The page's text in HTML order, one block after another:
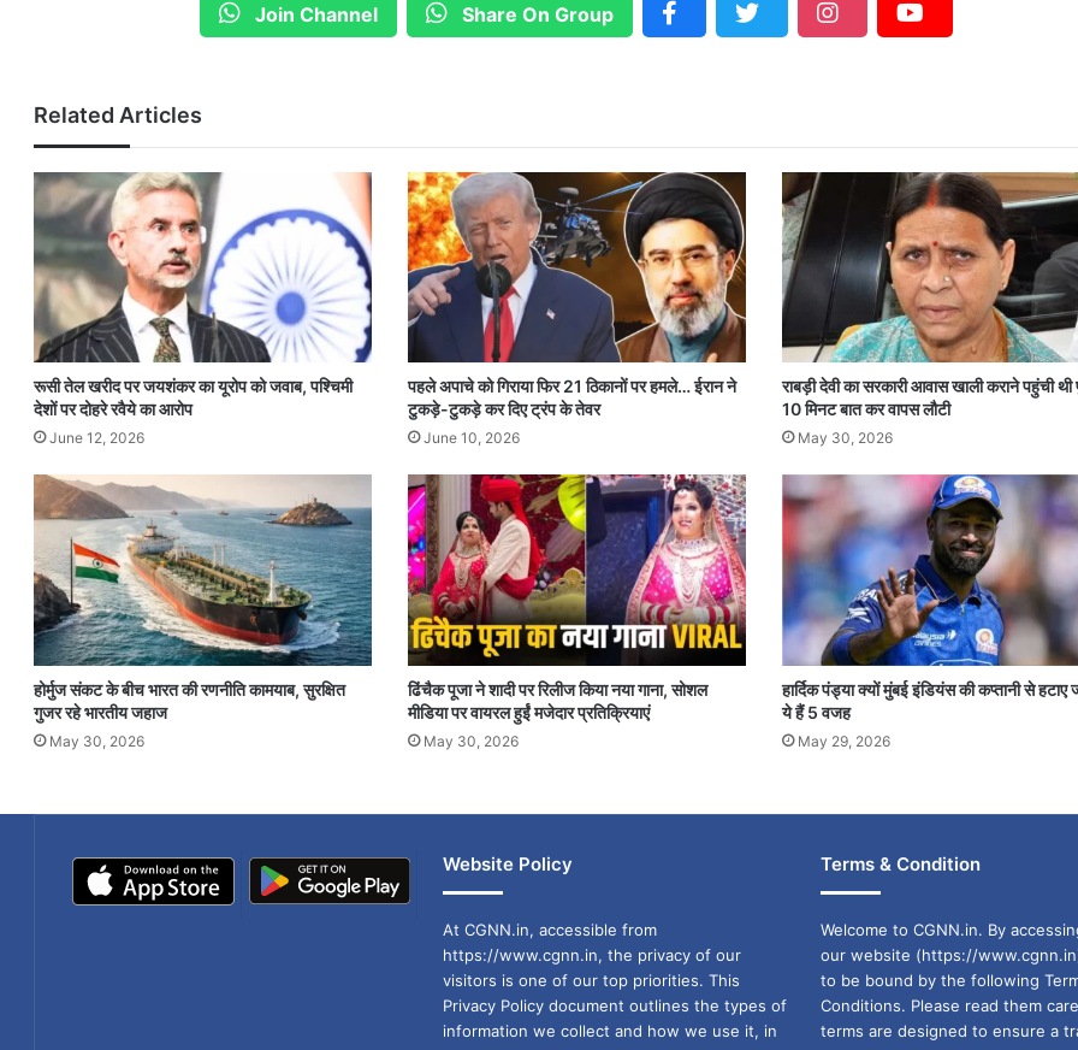
Join Channel Share On Group
Related Articles
रूसी तेल खरीद पर जयशंकर का यूरोप को जवाब, पश्चिमी
देशों पर दोहरे रवैये का आरोप
June 12, 2026
पहले अपाचे को गिराया फिर 21 ठिकानों पर हमले… ईरान ने
टुकड़े-टुकड़े कर दिए ट्रंप के तेवर
June 10, 2026
राबड़ी देवी का सरकारी आवास खाली कराने पहुंची
10 मिनट बात कर वापस लौटी
May 30, 2026
होर्मुज संकट के बीच भारत की रणनीति कामयाब, सुरक्षित
गुजर रहे भारतीय जहाज
May 30, 2026
ढिंचैक पूजा ने शादी पर रिलीज किया नया गाना, सोशल
मीडिया पर वायरल हुईं मजेदार प्रतिक्रियाएं
May 30, 2026
हार्दिक पंड्या क्यों मुंबई इंडियंस की कप्तानी से हटाए
ये हैं 5 वजह
May 29, 2026
Website Policy
At CGNN.in, accessible from
https://www.cgnn.in, the privacy of our
visitors is one of our top priorities. This
Privacy Policy document outlines the types of
information we collect and how we use it, in
Terms & Condition
Welcome to CGNN.in. By
our website (https://
to be bound by the following
Conditions. Please read them
terms are designed to ensure a